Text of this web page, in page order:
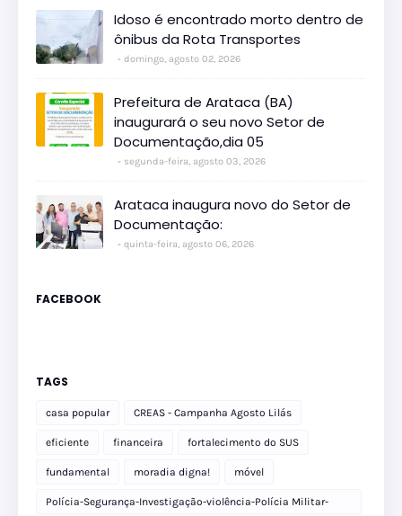
Idoso é encontrado morto dentro de
ônibus da Rota Transportes
domingo, agosto 02, 2026
Prefeitura de Arataca (BA)
inaugurará o seu novo Setor de
Documentação,dia 05
segunda-feira, agosto 03, 2026
Arataca inaugura novo do Setor de
Documentação:
quinta-feira, agosto 06, 2026
FACEBOOK
TAGS
casa popular CREAS - Campanha Agosto Lilás
eficiente financeira fortalecimento do SUS
fundamental moradia digna! móvel
Polícia-Segurança-Investigação-violência-Polícia Militar-